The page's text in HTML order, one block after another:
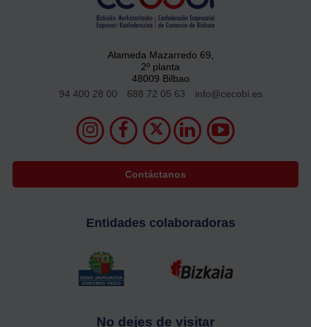
Alameda Mazarredo 69,
2º planta
48009 Bilbao
94 400 28 00
688 72 05 63 info@cecobi.es
Contáctanos
Entidades colaboradoras
No dejes de visitar